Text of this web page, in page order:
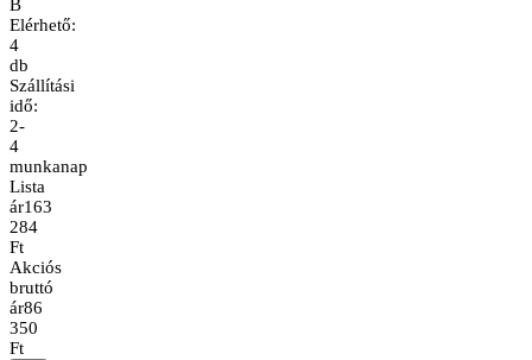
B
Elérhető:
4
db
Szállítási
idő:
2-
4
munkanap
Lista
ár163
284
Ft
Akciós
bruttó
ár86
350
Ft